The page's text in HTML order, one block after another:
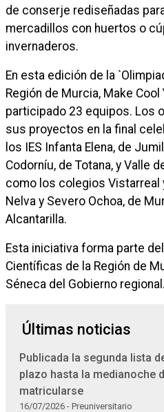
de conserje rediseñadas
mercadillos con huertos o
invernaderos.
En esta edición de la
Región de Murcia, Make Cool
participado 23 equipos. Los
sus proyectos en la final
los IES Infanta Elena, de
Codorníu, de Totana, y Valle
como los colegios Vistarreal
Nelva y Severo Ochoa, de
Alcantarilla.
Esta iniciativa forma parte
Científicas de la Región de
Séneca del Gobierno regional.
Últimas noticias
Publicada la segunda lista
plazo hasta la medianoche
matricularse
16/07/2026 - Preuniversitario